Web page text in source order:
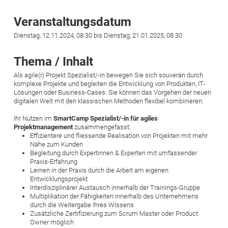
Veranstaltungsdatum
Dienstag, 12.11.2024, 08:30 bis Dienstag, 21.01.2025, 08:30
Thema / Inhalt
Als agile(r) Projekt Spezialist/-in bewegen Sie sich souverän durch
komplexe Projekte und begleiten die Entwicklung von Produkten, IT-
Lösungen oder Business-Cases. Sie können das Vorgehen der neuen
digitalen Welt mit den klassischen Methoden flexibel kombinieren.
Ihr Nutzen im SmartCamp Spezialist/-in für agiles
Projektmanagement zusammengefasst:
Effizientere und fliessende Realisation von Projekten mit mehr
Nähe zum Kunden
Begleitung durch Expertinnen & Experten mit umfassender
Praxis-Erfahrung
Lernen in der Praxis durch die Arbeit am eigenen
Entwicklungsprojekt
Interdisziplinärer Austausch innerhalb der Trainings-Gruppe
Multiplikation der Fähigkeiten innerhalb des Unternehmens
durch die Weitergabe Ihres Wissens
Zusätzliche Zertifizierung zum Scrum Master oder Product
Owner möglich